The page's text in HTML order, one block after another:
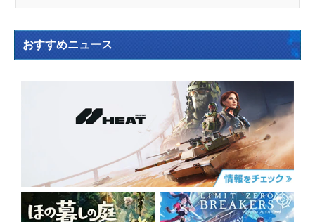
おすすめニュース